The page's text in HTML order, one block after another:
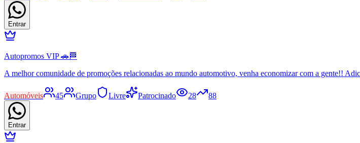
Entrar
Autopromos VIP 🚗🏁
A melhor comunidade de promoções relacionadas ao mundo automotivo, venha economizar com a gente!!
Automóveis 45 Grupo Livre Patrocinado 28 88
Entrar